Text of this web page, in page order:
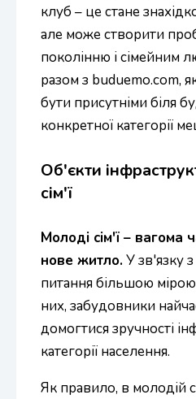
клуб – це стане
але може створити
поколінню і сімейним
разом з buduemo.com,
бути присутніми біля
конкретної категорії
Об'єкти
сім'ї
Молоді сім'ї – вагома
нове житло.У зв'язку
питання більшою
них, забудовники
домогтися зручності
категорії населення.
Як правило, в молодій